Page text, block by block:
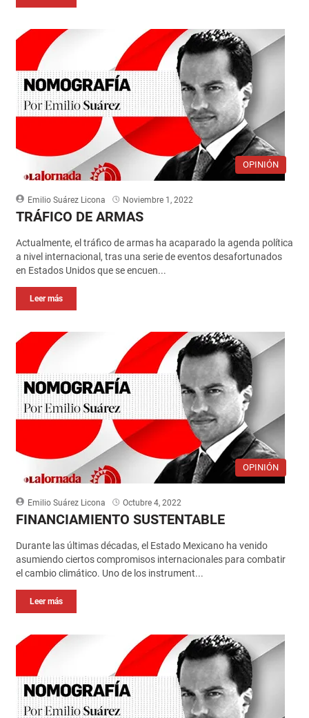
OPINIÓN
Emilio Suárez Licona Noviembre 1, 2022
TRÁFICO DE ARMAS
Actualmente, el tráfico de armas ha acaparado la agenda política
a nivel internacional, tras una serie de eventos desafortunados
en Estados Unidos que se encuen...
Leer más
OPINIÓN
Emilio Suárez Licona Octubre 4, 2022
FINANCIAMIENTO SUSTENTABLE
Durante las últimas décadas, el Estado Mexicano ha venido
asumiendo ciertos compromisos internacionales para combatir
el cambio climático. Uno de los instrument...
Leer más